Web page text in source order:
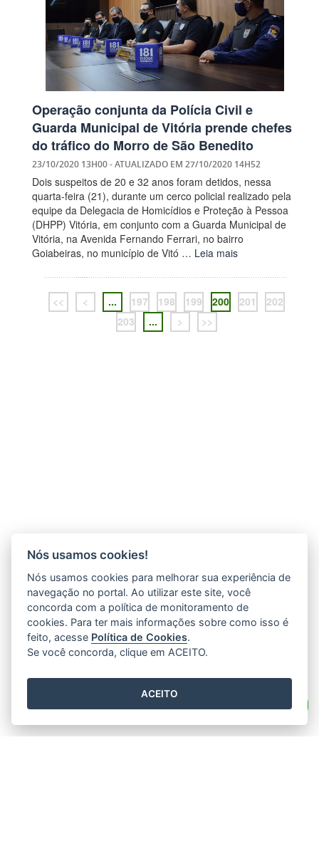
Operação conjunta da Polícia Civil e
Guarda Municipal de Vitória prende chefes
do tráfico do Morro de São Benedito
23/10/2020 13H00- ATUALIZADO EM 27/10/2020 14H52
Dois suspeitos de 20 e 32 anos foram detidos, nessa
quarta-feira (21), durante um cerco policial realizado pela
equipe da Delegacia de Homicídios e Proteção à Pessoa
(DHPP) Vitória, em conjunto com a Guarda Municipal de
Vitória, na Avenida Fernando Ferrari, no bairro
Goiabeiras, no município de Vitó … Leia mais
<< < ... 197 198 199 200 201
202
203
... > >>
Nós usamos cookies!
Nós usamos cookies para melhorar sua experiência de
navegação no portal. Ao utilizar este site, você
concorda com a política de monitoramento de
cookies. Para ter mais informações sobre como isso é
feito, acesse Política de Cookies.
Se você concorda, clique em ACEITO.
ACEITO